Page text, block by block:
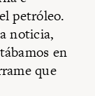
petróleo.
noticia,
en
que